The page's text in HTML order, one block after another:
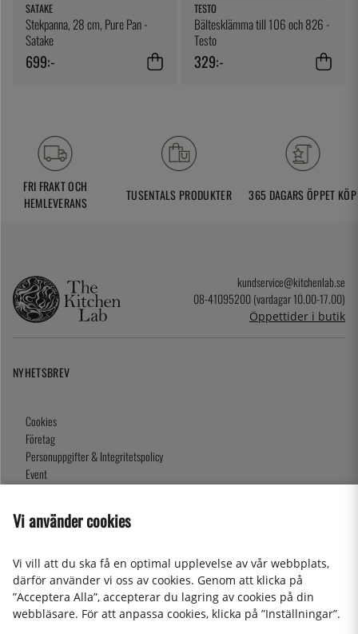
SATAKE
Stekpanna, 28 cm, Pure Pan -
Satake
699:-
TESTO
Bältesklämma till 106 och 826 -
Testo
329:-
FRI FRAKT OCH
HEMLEVERANS
TUSENTALS PRODUKTER 365 DAGARS ÖPPET KÖP
kundservice@kitchenlab.se
08-41095200 (vardagar 10.00-17.00)
Öppettider i butik
NYHETSBREV
Cookies
Företag
Personuppgifter & Integritetspolicy
Event
Om oss
Presentkort
2026 KitchenLab AB
Vi använder cookies
Vi vill att du ska få en optimal upplevelse av vår webbplats,
därför använder vi oss av cookies. Genom att klicka på
”Acceptera Alla”, accepterar du lagring av cookies på din
webbläsare. För att anpassa cookies, klicka på ”Inställningar”.